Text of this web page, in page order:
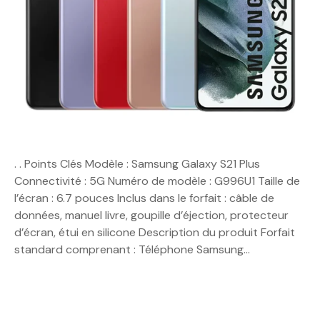
. . Points Clés Modèle : Samsung Galaxy S21 Plus
Connectivité : 5G Numéro de modèle : G996U1 Taille de
l’écran : 6.7 pouces Inclus dans le forfait : câble de
données, manuel livre, goupille d’éjection, protecteur
d’écran, étui en silicone Description du produit Forfait
standard comprenant : Téléphone Samsung…